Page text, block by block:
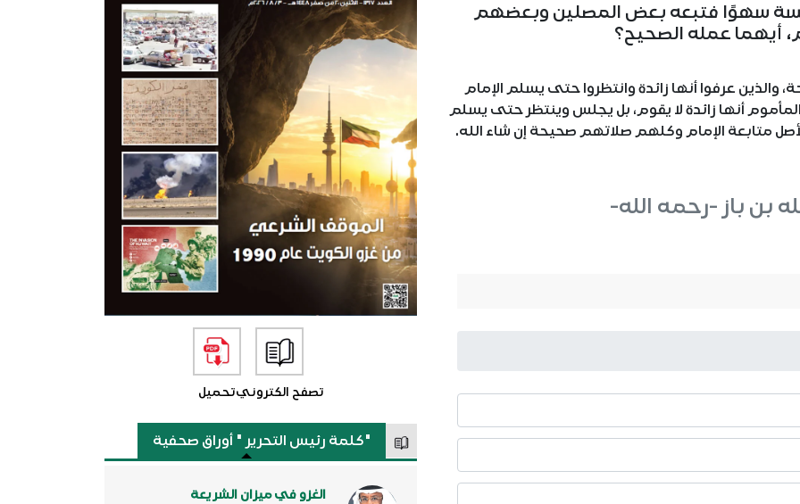
سهوًا فتبعه بعض المصلين وبعضهم
أيهما عمله الصحيح؟
عرفوا أنها زائدة وانتظروا حتى يسلم الإمام
أنها زائدة لا يقوم، بل يجلس وينتظر حتى يسلم
متابعة الإمام وكلهم صلاتهم صحيحة إن شاء الله.
بن باز -رحمه الله-
تصفح الكترونيتحميل
"كلمة رئيس التحرير " أوراق صحفية
الغزو في ميزان الشريعة